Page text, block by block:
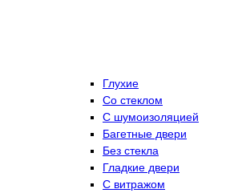
Глухие
Со стеклом
C шумоизоляцией
Багетные двери
Без стекла
Гладкие двери
С витражом